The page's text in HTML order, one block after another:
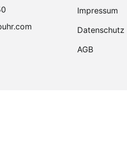
Impressum
Datenschutz
AGB